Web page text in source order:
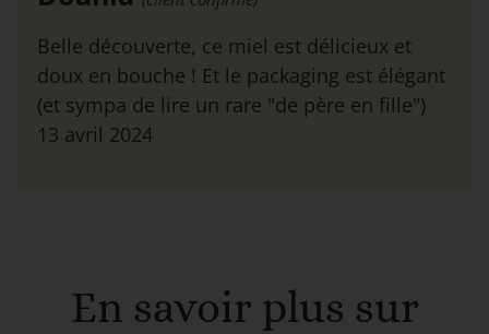
Belle découverte, ce miel est délicieux et
doux en bouche ! Et le packaging est élégant
(et sympa de lire un rare "de père en fille")
13 avril 2024
En savoir plus sur